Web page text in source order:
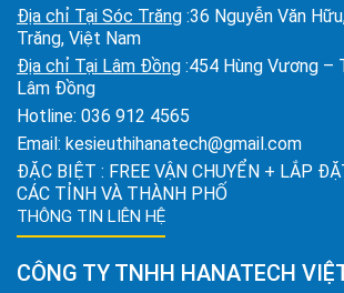
Địa chỉ Tại Sóc Trăng :36 Nguyễn Văn
Trăng, Việt Nam
Địa chỉ Tại Lâm Đồng :454 Hùng Vương –
Lâm Đồng
Hotline: 036 912 4565
Email: kesieuthihanatech@gmail.com
ĐẶC BIỆT : FREE VẬN CHUYỂN + LẮP
CÁC TỈNH VÀ THÀNH PHỐ
THÔNG TIN LIÊN HỆ
CÔNG TY TNHH HANATECH